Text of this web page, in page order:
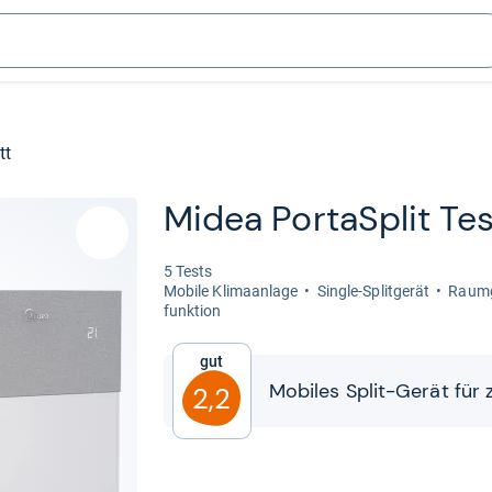
Midea Por­taSp­lit
5 Tests
Mobile Kli­ma­an­lage
Sin­gle-​Split­ge­rät
funk­tion
Gut
2,2 Mobi­les Split-​​Gerät für